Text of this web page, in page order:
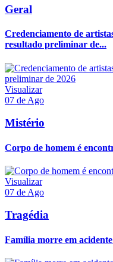
Geral
Credenciamento de
resultado preliminar de...
Visualizar
07 de Ago
Mistério
Corpo de homem é
Visualizar
07 de Ago
Tragédia
Família morre em